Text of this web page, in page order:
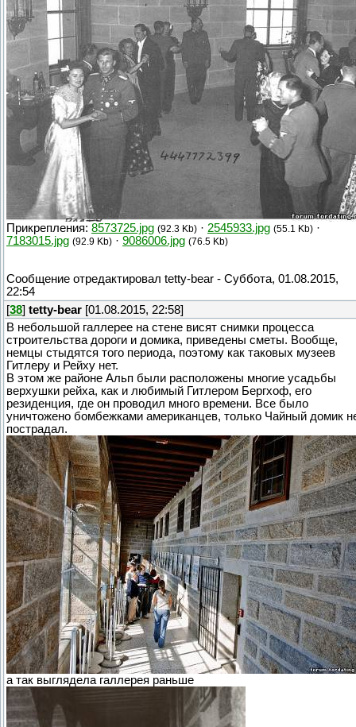
Прикрепления: 8573725.jpg (92.3 Kb) · 2545933.jpg (55.1 Kb) ·
7183015.jpg (92.9 Kb) · 9086006.jpg (76.5 Kb)
Сообщение отредактировал tetty-bear - Суббота, 01.08.2015,
22:54
[38] tetty-bear [01.08.2015, 22:58]
В небольшой галлерее на стене висят снимки процесса
строительства дороги и домика, приведены сметы. Вообще,
немцы стыдятся того периода, поэтому как таковых музеев
Гитлеру и Рейху нет.
В этом же районе Альп были расположены многие усадьбы
верхушки рейха, как и любимый Гитлером Бергхоф, его
резиденция, где он проводил много времени. Все было
уничтожено бомбежками американцев, только Чайный домик
пострадал.
а так выглядела галлерея раньше